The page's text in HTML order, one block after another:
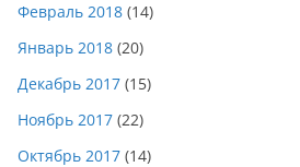
Февраль 2018 (14)
Январь 2018 (20)
Декабрь 2017 (15)
Ноябрь 2017 (22)
Октябрь 2017 (14)